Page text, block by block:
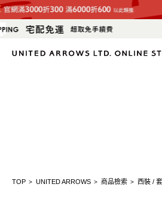
TOP > UNITED ARROWS > 商品檢索 > 西裝 /